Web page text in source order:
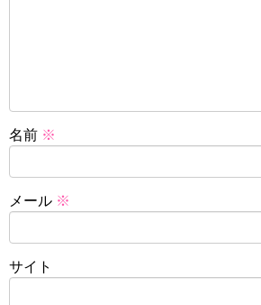
名前 ※
メール ※
サイト